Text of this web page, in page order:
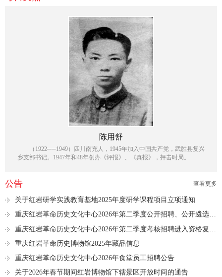
陈用舒
（1922──1949）四川南充人，1945年加入中国共产党，武胜县复兴
乡支部书记。1947年和48年创办《评报》、《真报》，抨击时局。
公告 查看更多
关于红岩研学实践教育基地2025年度研学课程项目立项通知
重庆红岩革命历史文化中心2026年第二季度公开招聘、公开遴选进入资格复审人员名单公示
重庆红岩革命历史博物馆2025年藏品信息
重庆红岩革命历史文化中心2026年食堂员工招聘公告
关于2026年春节期间红岩博物馆下辖景区开放时间的通告